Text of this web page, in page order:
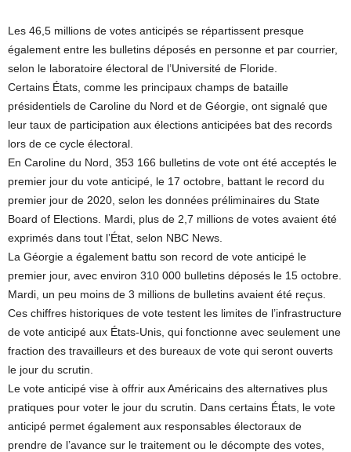
Les 46,5 millions de votes anticipés se répartissent presque
également entre les bulletins déposés en personne et par courrier,
selon le laboratoire électoral de l’Université de Floride.
Certains États, comme les principaux champs de bataille
présidentiels de Caroline du Nord et de Géorgie, ont signalé que
leur taux de participation aux élections anticipées bat des records
lors de ce cycle électoral.
En Caroline du Nord, 353 166 bulletins de vote ont été acceptés le
premier jour du vote anticipé, le 17 octobre, battant le record du
premier jour de 2020, selon les données préliminaires du State
Board of Elections. Mardi, plus de 2,7 millions de votes avaient été
exprimés dans tout l’État, selon NBC News.
La Géorgie a également battu son record de vote anticipé le
premier jour, avec environ 310 000 bulletins déposés le 15 octobre.
Mardi, un peu moins de 3 millions de bulletins avaient été reçus.
Ces chiffres historiques de vote testent les limites de l’infrastructure
de vote anticipé aux États-Unis, qui fonctionne avec seulement une
fraction des travailleurs et des bureaux de vote qui seront ouverts
le jour du scrutin.
Le vote anticipé vise à offrir aux Américains des alternatives plus
pratiques pour voter le jour du scrutin. Dans certains États, le vote
anticipé permet également aux responsables électoraux de
prendre de l’avance sur le traitement ou le décompte des votes,